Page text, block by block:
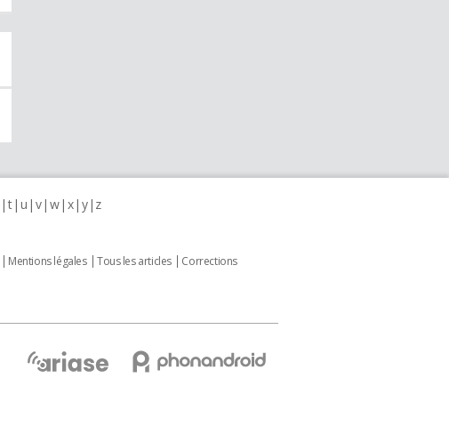
t u v w x y z
Mentions légales Tous les articles
Corrections